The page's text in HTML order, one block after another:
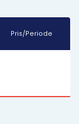
Pris/Periode